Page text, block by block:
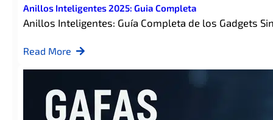
Anillos Inteligentes 2025: Guia Completa
Anillos Inteligentes: Guía Completa de los Gadgets
Read More